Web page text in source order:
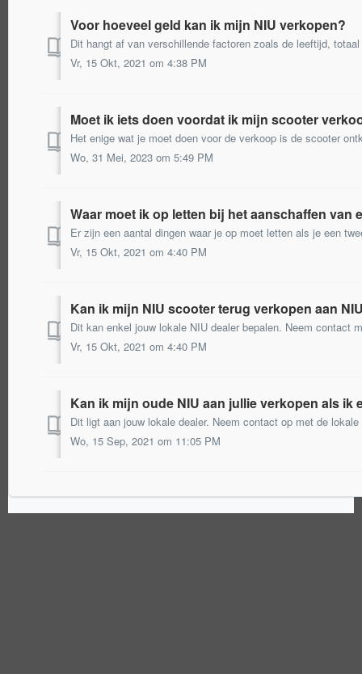
Voor hoeveel geld kan ik mijn NIU verkopen?
Vr, 15 Okt, 2021 om 4:38 PM
Moet ik iets doen voordat ik mijn scooter
Wo, 31 Mei, 2023 om 5:49 PM
Waar moet ik op letten bij het aanschaffen van
Vr, 15 Okt, 2021 om 4:40 PM
Kan ik mijn NIU scooter terug verkopen aan
Dit kan enkel jouw lokale NIU dealer bepalen. Neem contact
Vr, 15 Okt, 2021 om 4:40 PM
Kan ik mijn oude NIU aan jullie verkopen als ik
Dit ligt aan jouw lokale dealer. Neem contact op met de
Wo, 15 Sep, 2021 om 11:05 PM